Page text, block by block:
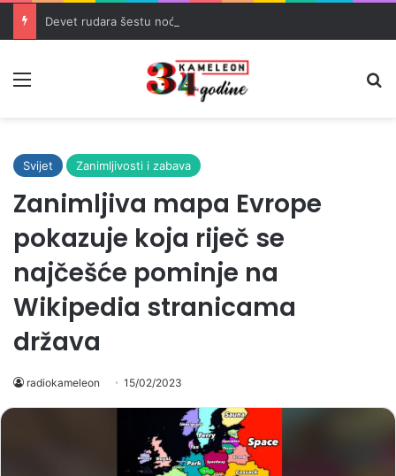
Svijet Zanimljivosti i zabava
Zanimljiva mapa Evrope
pokazuje koja riječ se
najčešće pominje na
Wikipedia stranicama
država
radiokameleon 15/02/2023